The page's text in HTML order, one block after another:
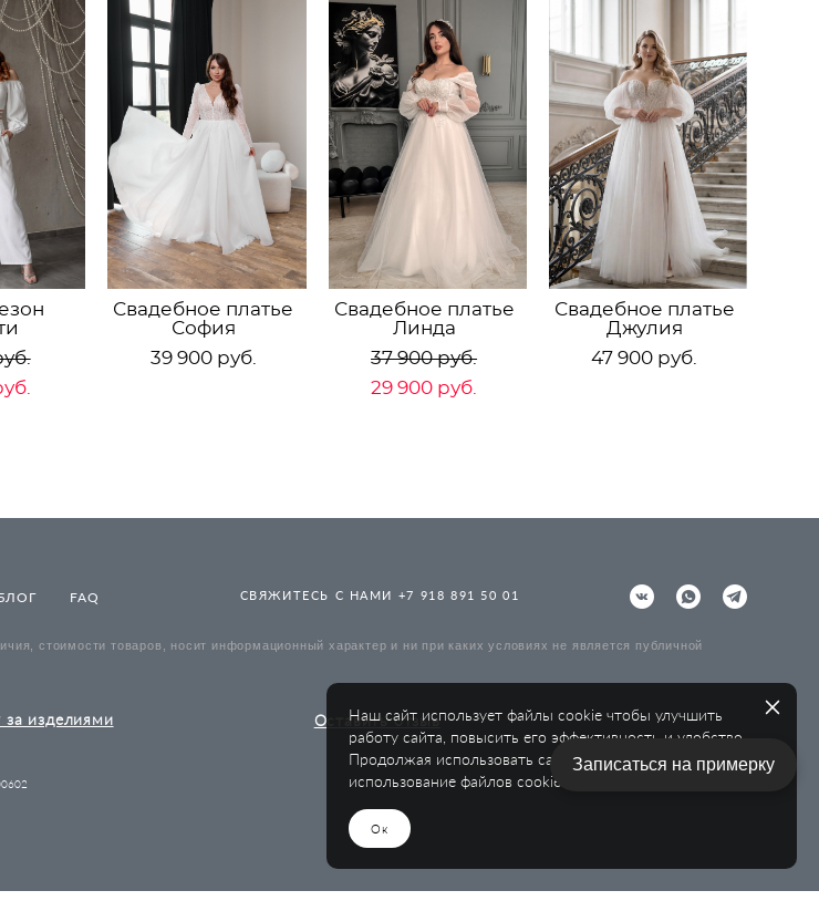
Свадебное платье
София
39 900 pуб.
Свадебное платье
Линда
37 900 pуб.
29 900 pуб.
Свадебное платье
Джулия
47 900 pуб.
FAQ СВЯЖИТЕСЬ С НАМИ +7 918 891 50 01
стоимости товаров, носит информационный характер и ни при каких условиях не является публичной
изделиями Оставить отзыв
Наш сайт использует файлы cookie чтобы улучшить
работу сайта, повысить его эффективность и удобство.
Продолжая использовать сайт, вы соглашаетесь на
использование файлов cookie.
Ок
Записаться на примерку